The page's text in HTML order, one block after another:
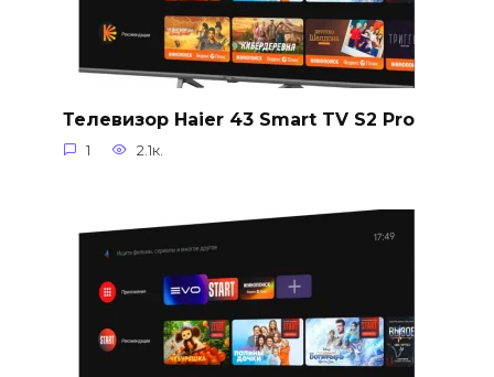
Телевизор Haier 43 Smart TV S2 Pro
1 2.1к.